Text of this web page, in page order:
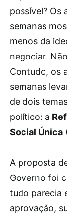
possível? Os
semanas
menos da
negociar.
Contudo, os
semanas
de dois
político: a
Social Única
A proposta
Governo foi
tudo parecia
aprovação,